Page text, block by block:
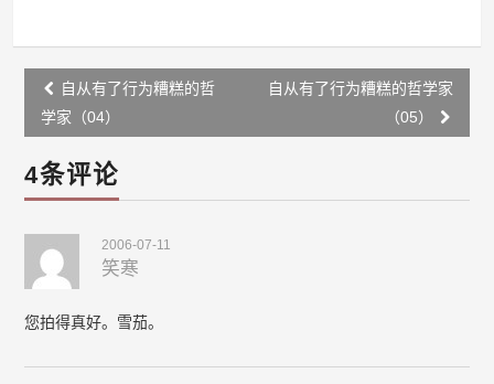
Post
navigation
自从有了行为糟糕的哲
学家（04）
自从有了行为糟糕的哲学家
（05）
4条评论
2006-07-11
笑寒
您拍得真好。雪茄。